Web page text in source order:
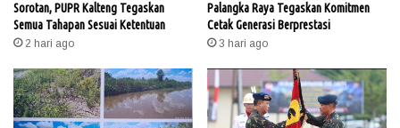
Sorotan, PUPR Kalteng Tegaskan
Semua Tahapan Sesuai Ketentuan
2 hari ago
Palangka Raya Tegaskan Komitmen
Cetak Generasi Berprestasi
3 hari ago